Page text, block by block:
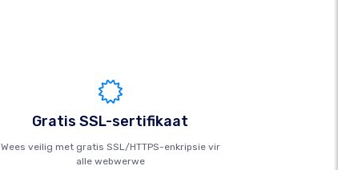
Gratis SSL-sertifikaat
Wees veilig met gratis SSL/HTTPS-enkripsie vir
alle webwerwe